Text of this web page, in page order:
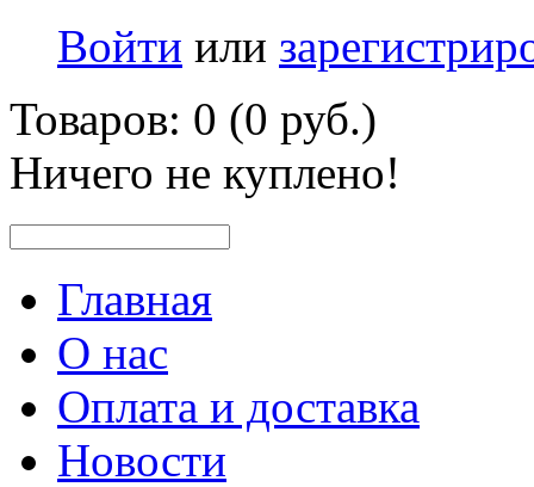
Войти или
Товаров: 0 (0 руб.)
Ничего не куплено!
Главная
О нас
Оплата и доставка
Новости